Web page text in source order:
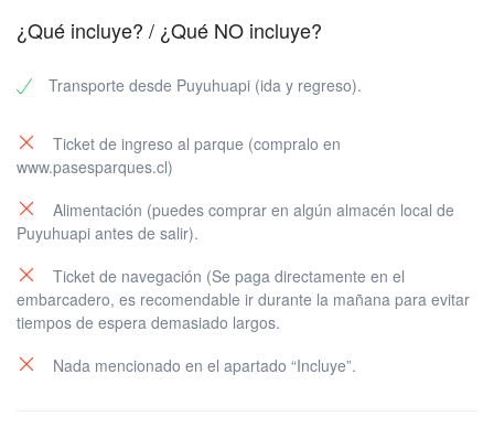
¿Qué incluye? / ¿Qué NO incluye?
Transporte desde Puyuhuapi (ida y regreso).
Ticket de ingreso al parque (compralo en
www.pasesparques.cl)
Alimentación (puedes comprar en algún almacén local de
Puyuhuapi antes de salir).
Ticket de navegación (Se paga directamente en el
embarcadero, es recomendable ir durante la mañana para evitar
tiempos de espera demasiado largos.
Nada mencionado en el apartado “Incluye”.